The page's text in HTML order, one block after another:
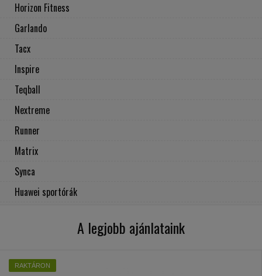
Horizon Fitness
Garlando
Tacx
Inspire
Teqball
Nextreme
Runner
Matrix
Synca
Huawei sportórák
A legjobb ajánlataink
RAKTÁRON